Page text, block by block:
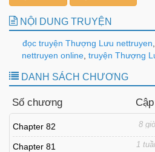
NỘI DUNG TRUYỆN
đọc truyện Thượng Lưu nettruyen
nettruyen online truyện Thượng
DANH SÁCH CHƯƠNG
Số chương
Chapter 82 8
Chapter 81 1